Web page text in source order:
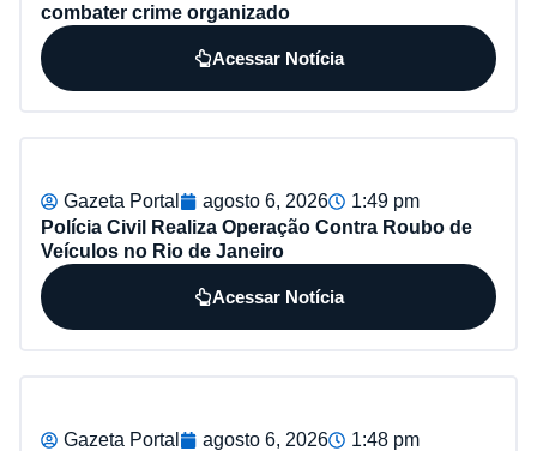
combater crime organizado
Acessar Notícia
Gazeta Portal agosto 6, 2026
1:49 pm
Polícia Civil Realiza Operação Contra Roubo de
Veículos no Rio de Janeiro
Acessar Notícia
Gazeta Portal agosto 6, 2026
1:48 pm